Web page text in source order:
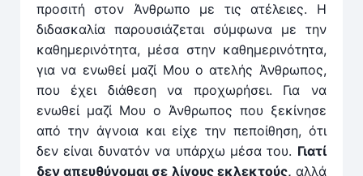
προσιτή στον Άνθρωπο με τις ατέλειες. Η
διδασκαλία παρουσιάζεται σύμφωνα με την
καθημερινότητα, μέσα στην καθημερινότητα,
για να ενωθεί μαζί Μου ο ατελής Άνθρωπος,
που έχει διάθεση να προχωρήσει. Για να
ενωθεί μαζί Μου ο Άνθρωπος που ξεκίνησε
από την άγνοια και είχε την πεποίθηση, ότι
δεν είναι δυνατόν να υπάρχω μέσα του. Γιατί
δεν απευθύνομαι σε λίγους εκλεκτούς, αλλά